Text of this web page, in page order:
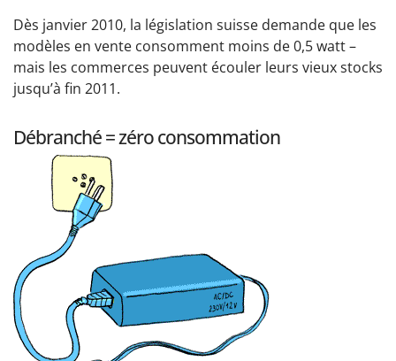
Dès janvier 2010, la législation suisse demande que les
modèles en vente consomment moins de 0,5 watt –
mais les commerces peuvent écouler leurs vieux stocks
jusqu’à fin 2011.
Débranché = zéro consommation